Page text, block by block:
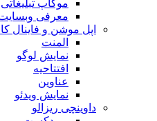
موکاپ تبلیغاتی
معرفی وبسایت
اپل موشن و فاینال
المنت
نمایش لوگو
افتتاحیه
عناوین
نمایش ویدئو
داوینچی ریزالو